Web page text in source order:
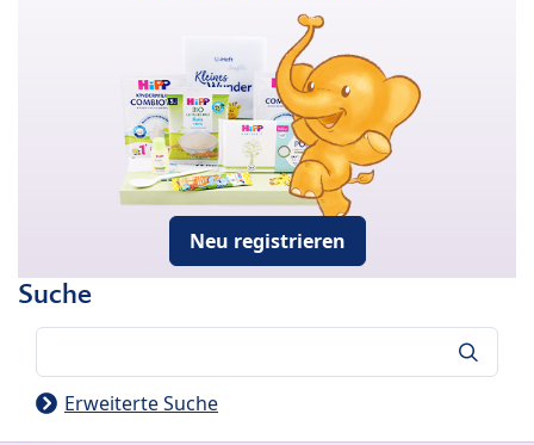
Neu registrieren
Suche
Erweiterte Suche